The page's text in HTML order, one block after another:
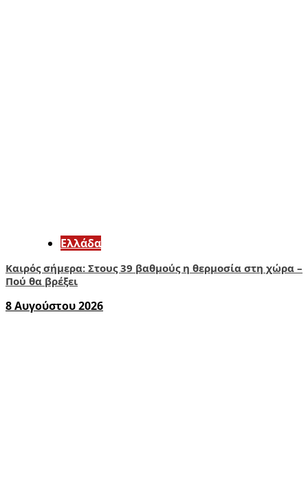
Ελλάδα
Καιρός σήμερα: Στους 39 βαθμούς η θερμοσία στη χώρα –
Πού θα βρέξει
8 Αυγούστου 2026